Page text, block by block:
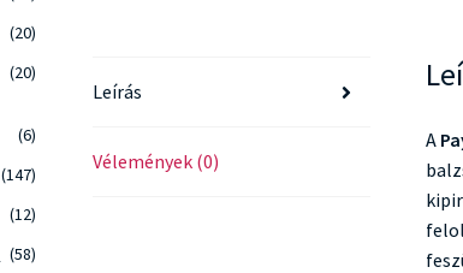
Leírás
Vélemények (0)
A
(20)
(20)
(6)
(147)
(12)
(58)